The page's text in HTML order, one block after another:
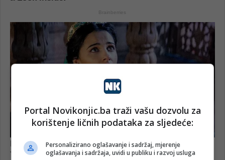
Portal Novikonjic.ba traži vašu dozvolu za
korištenje ličnih podataka za sljedeće:
Personalizirano oglašavanje i sadržaj, mjerenje
oglašavanja i sadržaja, uvidi u publiku i razvoj usluga